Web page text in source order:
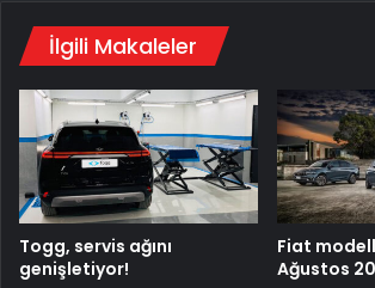
İlgili Makaleler
Togg, servis ağını
genişletiyor!
Fiat
Ağustos